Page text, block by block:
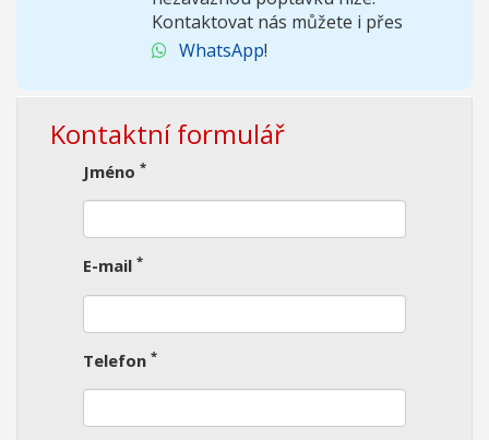
Kontaktovat nás můžete i přes
WhatsApp!
Kontaktní formulář
Jméno *
E-mail *
Telefon *